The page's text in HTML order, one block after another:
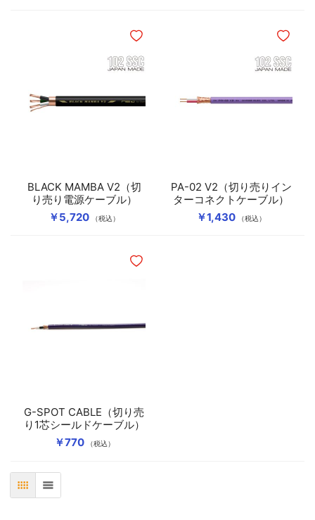
￥5,720 （税込）
BLACK MAMBA V2（切
り売り電源ケーブル）
ほしいものリストに追加
￥1,430 （税込）
PA-02 V2（切り売りイン
ターコネクトケーブル）
ほしい
￥770 （税込）
G-SPOT CABLE（切り売
り1芯シールドケーブル）
ほしいものリストに追加
表 リスト